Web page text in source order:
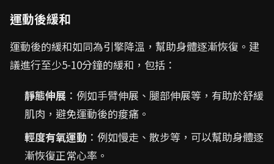
運動後緩和
運動後的緩和如同為引擎降溫，幫助身體逐漸恢復。建
議進行至少5-10分鐘的緩和，包括：
靜態伸展 ：例如手臂伸展、腿部伸展等，有助於舒緩
肌肉，避免運動後的痠痛。
輕度有氧運動 ：例如慢走、散步等，可以幫助身體逐
漸恢復正常心率。